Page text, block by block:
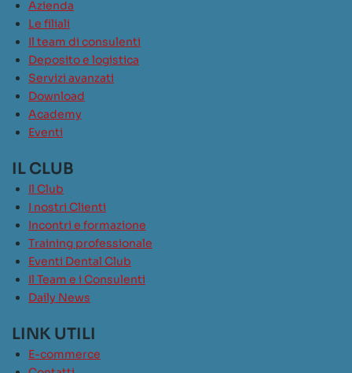
Azienda
Le filiali
Il team di consulenti
Deposito e logistica
Servizi avanzati
Download
Academy
Eventi
IL CLUB
Il Club
I nostri Clienti
Incontri e formazione
Training professionale
Eventi Dental Club
Il Team e i Consulenti
Daily News
LINK UTILI
E-commerce